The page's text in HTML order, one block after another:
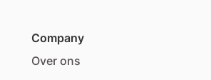
Company
Over ons